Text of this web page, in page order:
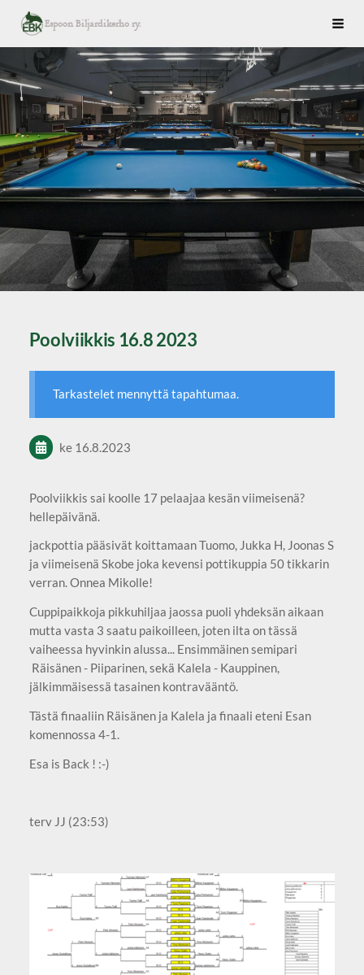
Siirry
sivun
sisältöön
Espoon Biljardikerho ry.
Poolviikkis 16.8 2023
Tarkastelet mennyttä tapahtumaa.
ke 16.8.2023
Poolviikkis sai koolle 17 pelaajaa kesän viimeisenä?
hellepäivänä.
jackpottia pääsivät koittamaan Tuomo, Jukka H, Joonas S
ja viimeisenä Skobe joka kevensi pottikuppia 50 tikkarin
verran. Onnea Mikolle!
Cuppipaikkoja pikkuhiljaa jaossa puoli yhdeksän aikaan
mutta vasta 3 saatu paikoilleen, joten ilta on tässä
vaiheessa hyvinkin alussa... Ensimmäinen semipari
Räisänen - Piiparinen, sekä Kalela - Kauppinen,
jälkimmäisessä tasainen kontravääntö.
Tästä finaaliin Räisänen ja Kalela ja finaali eteni Esan
komennossa 4-1.
Esa is Back ! :-)
terv JJ (23:53)